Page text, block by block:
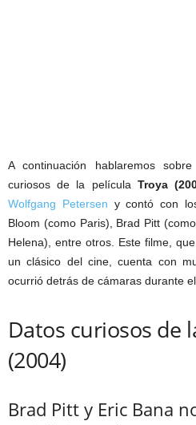
A continuación hablaremos
curiosos de la películaTroya
Wolfgang Petersen y contó con
Bloom (como Paris), Brad Pitt
Helena), entre otros. Este filme,
un clásico del cine, cuenta con
ocurrió detrás de cámaras durante
Datos curiosos de
(2004)
Brad Pitt y Eric Bana